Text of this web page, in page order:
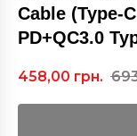
Cable (Type-
PD+QC3.0
458,00 грн.